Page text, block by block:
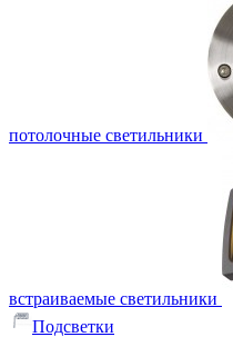
потолочные светильники
встраиваемые светильники
Подсветки